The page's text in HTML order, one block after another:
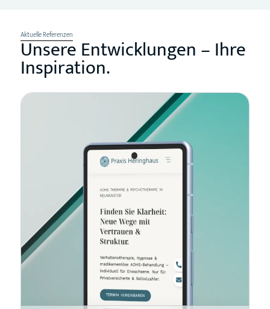
Aktuelle Referenzen
Unsere Entwicklungen – Ihre
Inspiration.